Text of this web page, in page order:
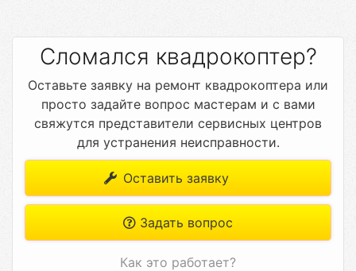
Сломался квадрокоптер?
Оставьте заявку на ремонт квадрокоптера или
просто задайте вопрос мастерам и с вами
свяжутся представители сервисных центров
для устранения неисправности.
Оставить заявку
Задать вопрос
Как это работает?